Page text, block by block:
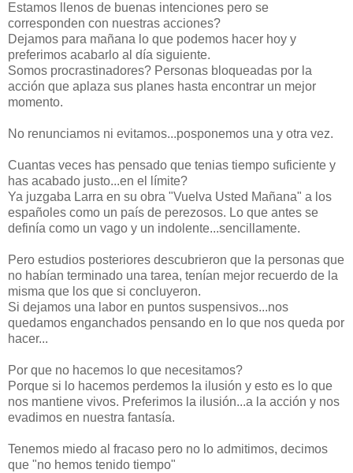
Estamos llenos de buenas intenciones pero se
corresponden con nuestras acciones?
Dejamos para mañana lo que podemos hacer hoy y
preferimos acabarlo al día siguiente.
Somos procrastinadores? Personas bloqueadas por la
acción que aplaza sus planes hasta encontrar un mejor
momento.
No renunciamos ni evitamos...posponemos una y otra vez.
Cuantas veces has pensado que tenias tiempo suficiente y
has acabado justo...en el límite?
Ya juzgaba Larra en su obra "Vuelva Usted Mañana" a los
españoles como un país de perezosos. Lo que antes se
definía como un vago y un indolente...sencillamente.
Pero estudios posteriores descubrieron que la personas que
no habían terminado una tarea, tenían mejor recuerdo de la
misma que los que si concluyeron.
Si dejamos una labor en puntos suspensivos...nos
quedamos enganchados pensando en lo que nos queda por
hacer...
Por que no hacemos lo que necesitamos?
Porque si lo hacemos perdemos la ilusión y esto es lo que
nos mantiene vivos. Preferimos la ilusión...a la acción y nos
evadimos en nuestra fantasía.
Tenemos miedo al fracaso pero no lo admitimos, decimos
que "no hemos tenido tiempo"